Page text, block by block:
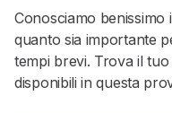
Conosciamo benissimo
quanto sia importante
tempi brevi. Trova il
disponibili in questa